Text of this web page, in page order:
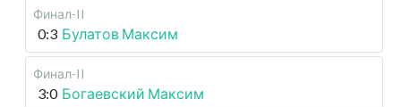
Финал-II
0:3 Булатов Максим
Финал-II
3:0 Богаевский Максим